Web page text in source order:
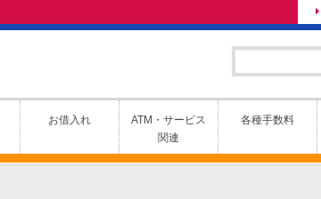
お借入れ
ATM・サービス
関連
各種手数料